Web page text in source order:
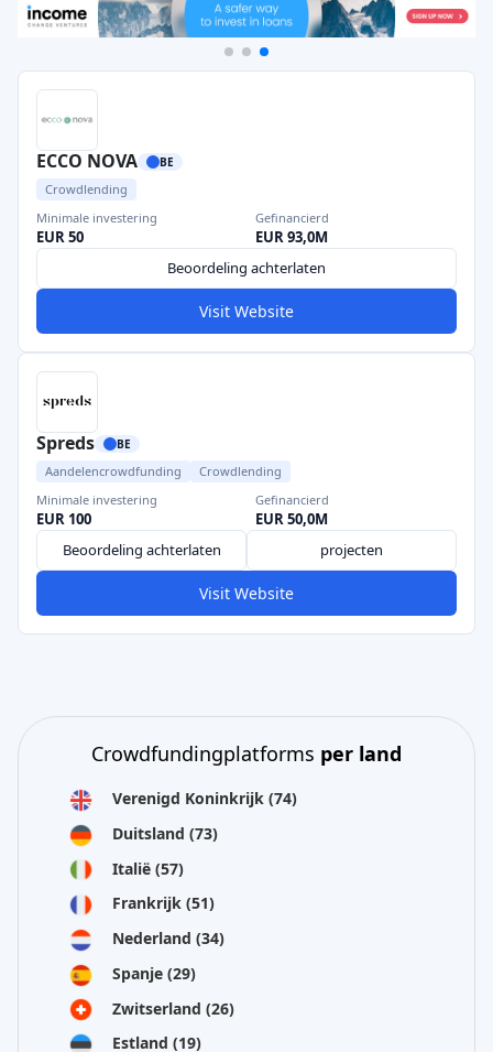
ECCO NOVA BE
Crowdlending
Minimale investering
EUR 50
Gefinancierd
EUR 93,0M
Beoordeling achterlaten
Visit Website
Spreds BE
Aandelencrowdfunding
Crowdlending
Minimale investering
EUR 100
Gefinancierd
EUR 50,0M
Beoordeling achterlaten
projecten
Visit Website
Crowdfundingplatforms per land
Verenigd Koninkrijk (74)
Duitsland (73)
Italië (57)
Frankrijk (51)
Nederland (34)
Spanje (29)
Zwitserland (26)
Estland (19)